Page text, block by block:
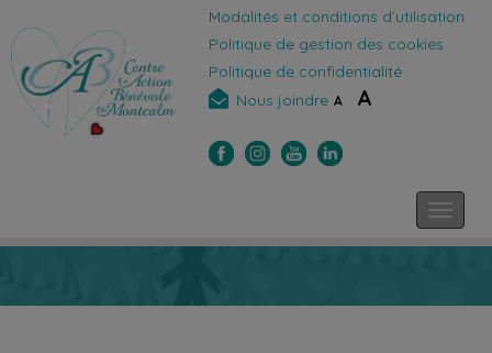
Modalités et conditions d’utilisation
Politique de gestion des cookies
Politique de confidentialité
Nous joindre A A